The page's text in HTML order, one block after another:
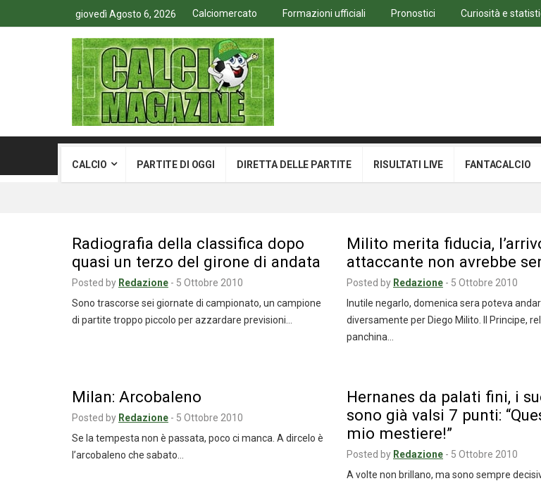
giovedì Agosto 6, 2026 Calciomercato Formazioni ufficiali Pronostici Curiosità e
CALCIO PARTITE DI OGGI DIRETTA DELLE PARTITE RISULTATI LIVE FANTACALCIO
Radiografia della classifica dopo
quasi un terzo del girone di andata
Posted by Redazione - 5 Ottobre 2010
Sono trascorse sei giornate di campionato, un campione
di partite troppo piccolo per azzardare previsioni…
Milito merita fiducia,
attaccante non avrebbe
Posted by Redazione - 5 Ottobre 2010
Inutile negarlo, domenica sera poteva
diversamente per Diego Milito. Il Principe,
panchina…
Milan: Arcobaleno
Posted by Redazione - 5 Ottobre 2010
Se la tempesta non è passata, poco ci manca. A dircelo è
l’arcobaleno che sabato…
Hernanes da palati fini, i
sono già valsi 7 punti:
mio mestiere!”
Posted by Redazione - 5 Ottobre 2010
A volte non brillano, ma sono sempre